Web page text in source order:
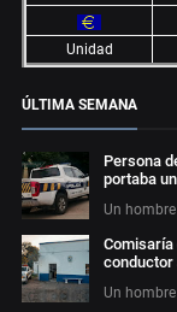
Unidad
ÚLTIMA SEMANA
Persona
portaba
Un
Comisaría
conductor
Un